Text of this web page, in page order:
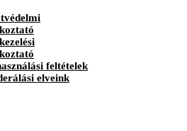
feltételek
elveink